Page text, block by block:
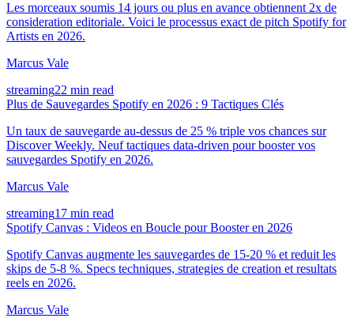
Les morceaux soumis 14 jours ou plus en avance obtiennent 2x de
consideration editoriale. Voici le processus exact de pitch Spotify for
Artists en 2026.
Marcus Vale
streaming22 min read
Plus de Sauvegardes Spotify en 2026 : 9 Tactiques Clés
Un taux de sauvegarde au-dessus de 25 % triple vos chances sur
Discover Weekly. Neuf tactiques data-driven pour booster vos
sauvegardes Spotify en 2026.
Marcus Vale
streaming17 min read
Spotify Canvas : Videos en Boucle pour Booster en 2026
Spotify Canvas augmente les sauvegardes de 15-20 % et reduit les
skips de 5-8 %. Specs techniques, strategies de creation et resultats
reels en 2026.
Marcus Vale